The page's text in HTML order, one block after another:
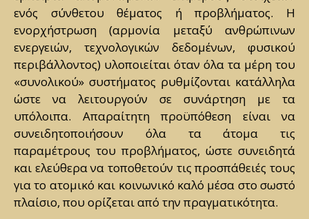
ενός σύνθετου θέματος ή προβλήματος. Η
ενορχήστρωση (αρμονία μεταξύ ανθρώπινων
ενεργειών, τεχνολογικών δεδομένων, φυσικού
περιβάλλοντος) υλοποιείται όταν όλα τα μέρη του
«συνολικού» συστήματος ρυθμίζονται κατάλληλα
ώστε να λειτουργούν σε συνάρτηση με τα
υπόλοιπα. Απαραίτητη προϋπόθεση είναι να
συνειδητοποιήσουν όλα τα άτομα τις
παραμέτρους του προβλήματος, ώστε συνειδητά
και ελεύθερα να τοποθετούν τις προσπάθειές τους
για το ατομικό και κοινωνικό καλό μέσα στο σωστό
πλαίσιο, που ορίζεται από την πραγματικότητα.